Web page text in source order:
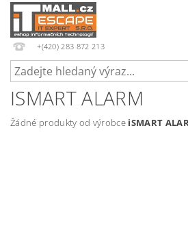
+(420) 283 872 213
ISMART ALARM
Žádné produkty od výrobce iSMART